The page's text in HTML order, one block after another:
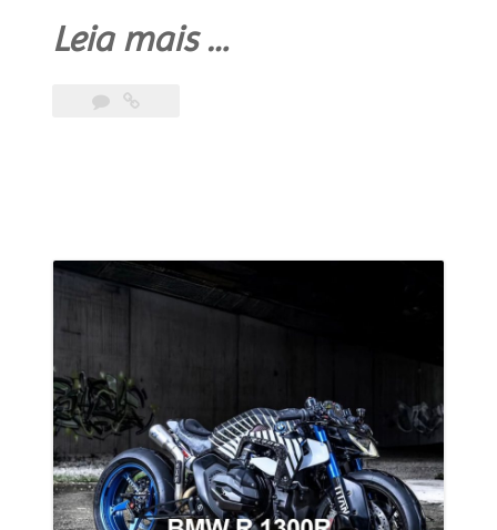
Leia mais“RMC
at
Full
Throttle”
…